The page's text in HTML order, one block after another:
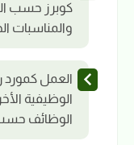
كوبرز حسب
والمناسبات
العمل كمورد
الوظيفية
الوظائف